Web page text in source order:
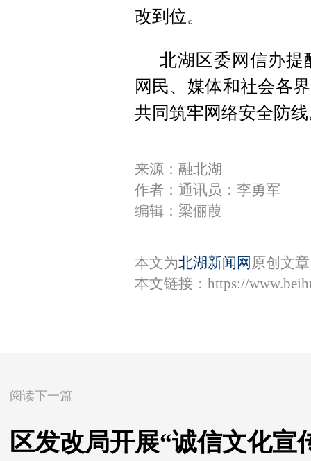
改到位。
北湖区委网信办提
网民、媒体和社会各
共同筑牢网络安全防
来源：融北湖
作者：通讯员：李勇军
编辑：梁俪葭
本文为北湖新闻网 原创文
本文链接： https://
阅读下一篇
区发改局开展“诚信文化宣